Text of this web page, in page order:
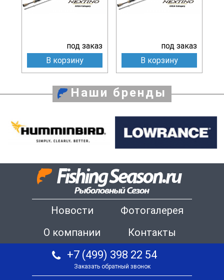
под заказ
В корзину
под заказ
В корзину
Наши бренды
Новости
Фотогалерея
О компании
Контакты
+7 (499) 398 22 54
Заказать обратный звонок